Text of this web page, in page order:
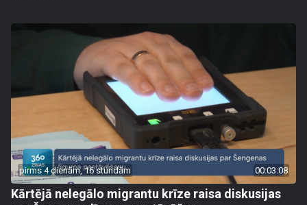
pirms 4 dienām, 16 stundām 00:03:08
Kārtējā nelegālo migrantu krīze raisa diskusijas